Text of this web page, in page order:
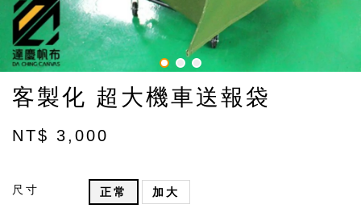
客製化 超大機車送報袋
NT$ 3,000
尺寸 正常 加大